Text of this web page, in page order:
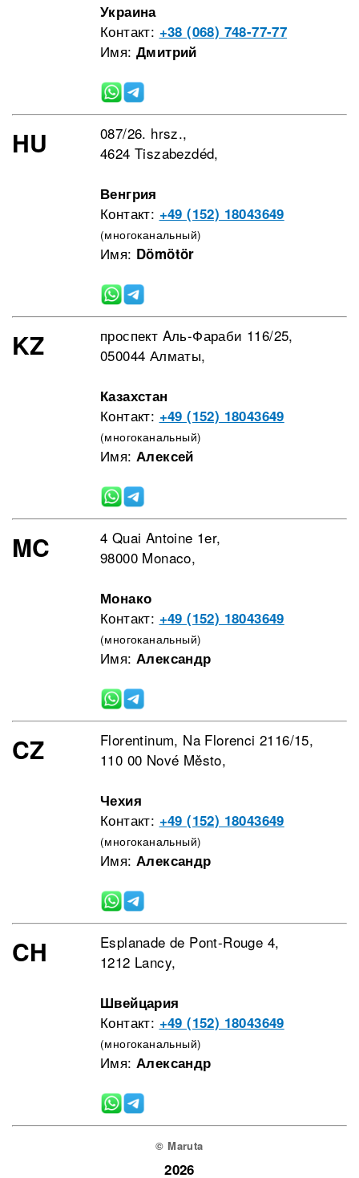
Украина
Контакт: +38 (068) 748-77-77
Имя: Дмитрий
HU
087/26. hrsz.,
4624 Tiszabezdéd,
Венгрия
Контакт: +49 (152) 18043649
(многоканальный)
Имя: Dömötör
KZ
проспект Aль-Фараби 116/25,
050044 Алматы,
Казахстан
Контакт: +49 (152) 18043649
(многоканальный)
Имя: Алексей
MC
4 Quai Antoine 1er,
98000 Monaco,
Монако
Контакт: +49 (152) 18043649
(многоканальный)
Имя: Александр
CZ
Florentinum, Na Florenci 2116/15,
110 00 Nové Město,
Чехия
Контакт: +49 (152) 18043649
(многоканальный)
Имя: Александр
CH
Esplanade de Pont-Rouge 4,
1212 Lancy,
Швейцария
Контакт: +49 (152) 18043649
(многоканальный)
Имя: Александр
© Maruta
2026